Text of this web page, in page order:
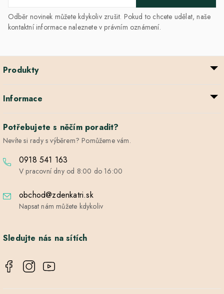
Odběr novinek můžete kdykoliv zrušit. Pokud to chcete udělat, naše
kontaktní informace naleznete v právním oznámení.
Produkty
Informace
Potřebujete s něčím poradit?
Nevíte si rady s výběrem? Pomůžeme vám.
0918 541 163
V pracovní dny od 8:00 do 16:00
obchod@zdenkatri.sk
Napsat nám můžete kdykoliv
Sledujte nás na sítích